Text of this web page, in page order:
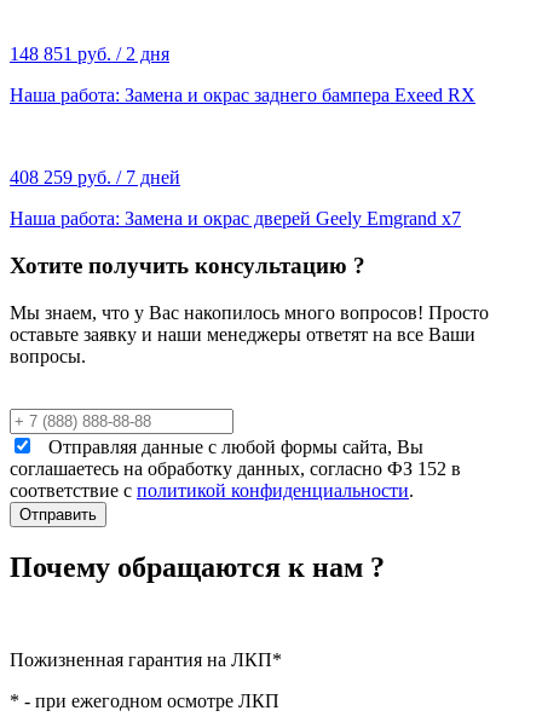
148 851 руб. / 2 дня
Наша работа: Замена и окрас заднего бампера Exeed RX
408 259 руб. / 7 дней
Наша работа: Замена и окрас дверей Geely Emgrand x7
Хотите получить консультацию ?
Мы знаем, что у Вас накопилось много вопросов! Просто
оставьте заявку и наши менеджеры ответят на все Ваши
вопросы.
Отправляя данные с любой формы сайта, Вы
соглашаетесь на обработку данных, согласно ФЗ 152 в
соответствие с политикой конфиденциальности.
Почему обращаются к нам ?
Пожизненная гарантия на ЛКП*
* - при ежегодном осмотре ЛКП